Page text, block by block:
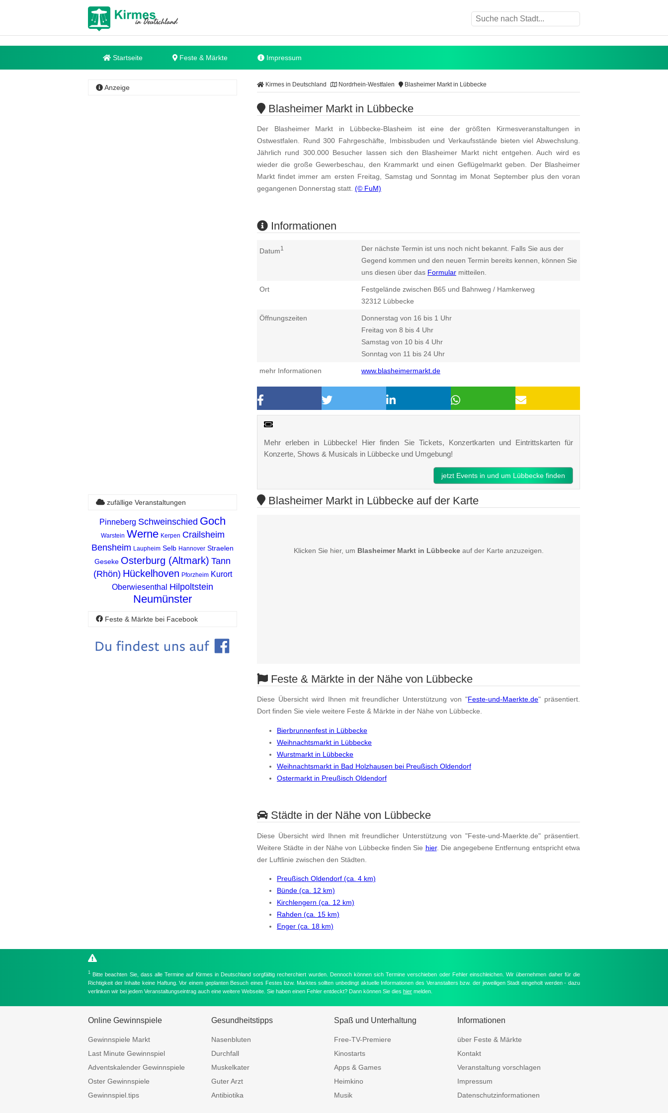
Startseite Feste & Märkte Impressum
Kirmes in Deutschland Nordrhein-Westfalen Blasheimer Markt in Lübbecke
Blasheimer Markt in Lübbecke
Der Blasheimer Markt in Lübbecke-Blasheim ist eine der größten Kirmesveranstaltungen in
Ostwestfalen. Rund 300 Fahrgeschäfte, Imbissbuden und Verkaufsstände bieten viel Abwechslung.
Jährlich rund 300.000 Besucher lassen sich den Blasheimer Markt nicht entgehen. Auch wird es
wieder die große Gewerbeschau, den Krammarkt und einen Geflügelmarkt geben. Der Blasheimer
Markt findet immer am ersten Freitag, Samstag und Sonntag im Monat September plus den voran
gegangenen Donnerstag statt. (© FuM)
Informationen
Datum1
Der nächste Termin ist uns noch nicht bekannt. Falls Sie aus der
Gegend kommen und den neuen Termin bereits kennen, können Sie
uns diesen über das Formular mitteilen.
Ort
Festgelände zwischen B65 und Bahnweg / Hamkerweg
32312 Lübbecke
Öffnungszeiten
Donnerstag von 16 bis 1 Uhr
Freitag von 8 bis 4 Uhr
Samstag von 10 bis 4 Uhr
Sonntag von 11 bis 24 Uhr
mehr Informationen www.blasheimermarkt.de
Mehr erleben in Lübbecke! Hier finden Sie Tickets, Konzertkarten und Eintrittskarten für
Konzerte, Shows & Musicals in Lübbecke und Umgebung!
jetzt Events in und um Lübbecke finden
Anzeige
Blasheimer Markt in Lübbecke auf der Karte
Klicken Sie hier, um Blasheimer Markt in Lübbeckeauf der Karte anzuzeigen.
Feste & Märkte in der Nähe von Lübbecke
Diese Übersicht wird Ihnen mit freundlicher Unterstützung von "Feste-und-Maerkte.de" präsentiert.
Dort finden Sie viele weitere Feste & Märkte in der Nähe von Lübbecke.
Bierbrunnenfest in Lübbecke
Weihnachtsmarkt in Lübbecke
Wurstmarkt in Lübbecke
Weihnachtsmarkt in Bad Holzhausen bei Preußisch Oldendorf
Ostermarkt in Preußisch Oldendorf
Städte in der Nähe von Lübbecke
Diese Übersicht wird Ihnen mit freundlicher Unterstützung von "Feste-und-Maerkte.de" präsentiert.
Weitere Städte in der Nähe von Lübbecke finden Sie hier. Die angegebene Entfernung entspricht etwa
der Luftlinie zwischen den Städten.
Preußisch Oldendorf (ca. 4 km)
Bünde (ca. 12 km)
Kirchlengern (ca. 12 km)
Rahden (ca. 15 km)
Enger (ca. 18 km)
zufällige Veranstaltungen
Pinneberg Schweinschied Goch
Warstein Werne Kerpen Crailsheim
Bensheim Laupheim Selb Hannover Straelen
Geseke Osterburg (Altmark) Tann
(Rhön) Hückelhoven Pforzheim Kurort
Oberwiesenthal Hilpoltstein
Neumünster
Feste & Märkte bei Facebook
1 Bitte beachten Sie, dass alle Termine auf Kirmes in Deutschland sorgfältig recherchiert wurden. Dennoch können sich Termine verschieben oder Fehler einschleichen. Wir übernehmen daher für die
Richtigkeit der Inhalte keine Haftung. Vor einem geplanten Besuch eines Festes bzw. Marktes sollten unbedingt aktuelle Informationen des Veranstalters bzw. der jeweiligen Stadt eingeholt werden - dazu
verlinken wir bei jedem Veranstaltungseintrag auch eine weitere Webseite. Sie haben einen Fehler entdeckt? Dann können Sie dies hier melden.
Online Gewinnspiele
Gewinnspiele Markt
Last Minute Gewinnspiel
Adventskalender Gewinnspiele
Oster Gewinnspiele
Gewinnspiel.tips
Gesundheitstipps
Nasenbluten
Durchfall
Muskelkater
Guter Arzt
Antibiotika
Spaß und Unterhaltung
Free-TV-Premiere
Kinostarts
Apps & Games
Heimkino
Musik
Informationen
über Feste & Märkte
Kontakt
Veranstaltung vorschlagen
Impressum
Datenschutzinformationen